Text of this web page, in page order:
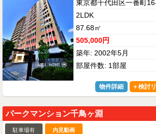
東京都千代田区一番町
2LDK
87.68㎡
505,000円
築年: 2002年5月
部屋件数: 1部屋
物件詳細
パークマンション千鳥ヶ淵
駐車場有 内見動画